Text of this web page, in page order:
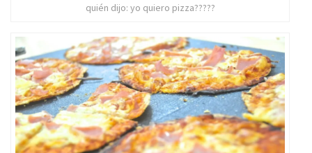
quién dijo: yo quiero pizza?????